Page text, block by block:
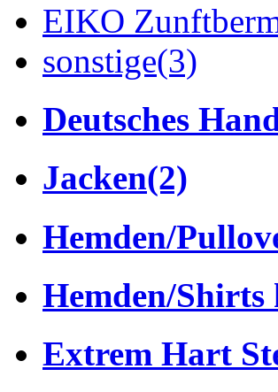
EIKO
sonstige(3)
Deutsches
Jacken(2)
Hemden/
Hemden/
Extrem Hart